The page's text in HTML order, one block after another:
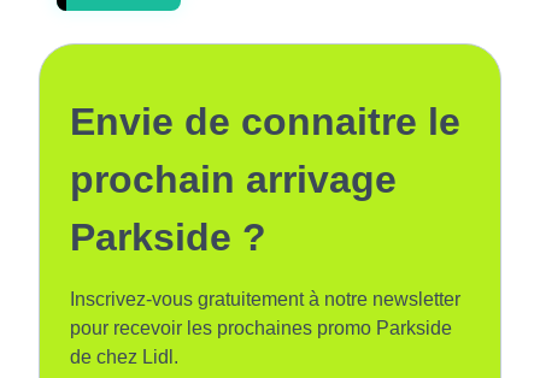
Envie de connaitre le
prochain arrivage
Parkside ?
Inscrivez-vous gratuitement à notre newsletter
pour recevoir les prochaines promo Parkside
de chez Lidl.